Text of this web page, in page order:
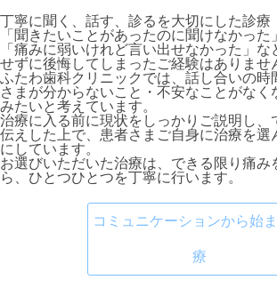
丁寧に聞く、話す、診る を大切にした診療
「聞きたいことがあったのに聞けなかった」
「痛みに弱いけれど言い出せなかった」
せずに後悔してしまったご経験はありませ
ふたわ歯科クリニックでは、話し合いの時
さまが分からないこと・不安なことがなく
みたいと考えています。
治療に入る前に現状をしっかりご説明し、
伝えした上で、患者さまご自身に治療を選
にしています。
お選びいただいた治療は、できる限り痛み
ら、ひとつひとつを丁寧に行います。
コミュニケーションから始
療